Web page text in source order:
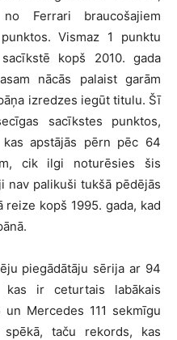
Ferrari braucošajiem
Vismaz 1 punktu
kopš 2010. gada
nācās palaist garām
izredzes iegūt titulu. Šī
sacīkstes punktos,
apstājās pērn pēc 64
cik ilgi noturēsies šis
nav palikuši tukšā pēdējās
kopš 1995. gada, kad
piegādātāju sērija ar 94
kas ir ceturtais labākais
Mercedes 111 sekmīgu
taču rekords, kas